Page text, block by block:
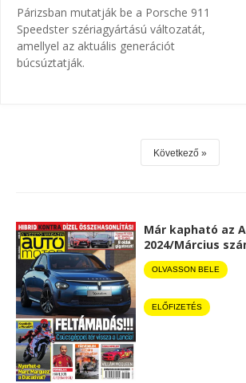
Párizsban mutatják be a Porsche 911
Speedster szériagyártású változatát,
amellyel az aktuális generációt
búcsúztatják.
Következő
Már kapható az
2024/Március
OLVASSON BELE
ELŐFIZETÉS